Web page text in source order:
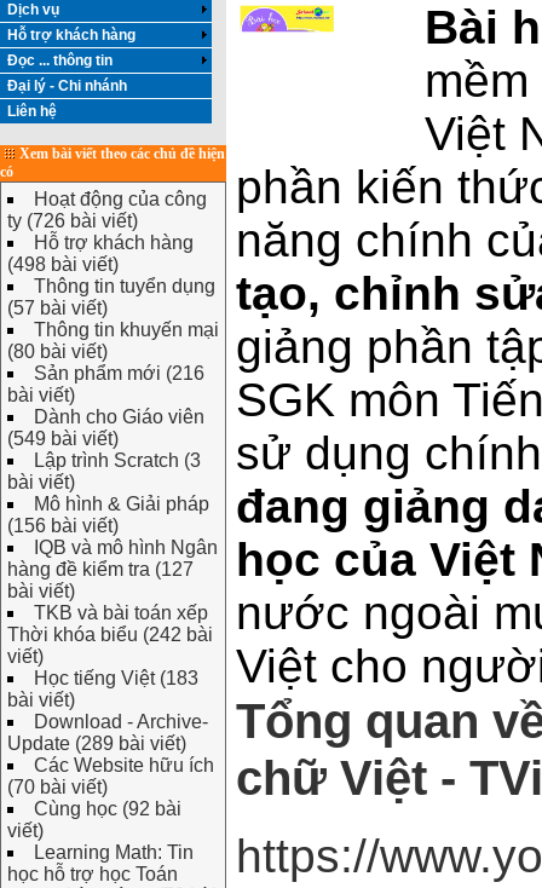
Dịch vụ
Hỗ trợ khách hàng
Đọc ... thông tin
Đại lý - Chi nhánh
Liên hệ
Xem bài viết theo các chủ đề hiện
có
Hoạt động của công
ty (726 bài viết)
Hỗ trợ khách hàng
(498 bài viết)
Thông tin tuyển dụng
(57 bài viết)
Thông tin khuyến mại
(80 bài viết)
Sản phẩm mới (216
bài viết)
Dành cho Giáo viên
(549 bài viết)
Lập trình Scratch (3
bài viết)
Mô hình & Giải pháp
(156 bài viết)
IQB và mô hình Ngân
hàng đề kiểm tra (127
bài viết)
TKB và bài toán xếp
Thời khóa biểu (242 bài
viết)
Học tiếng Việt (183
bài viết)
Download - Archive-
Update (289 bài viết)
Các Website hữu ích
(70 bài viết)
Cùng học (92 bài
viết)
Learning Math: Tin
học hỗ trợ học Toán
Bài
Việt
phần kiến
năng chính
tạo, chỉnh
giảng phần
SGK môn
sử dụng
đang giảng
học của Việt
nước ngoài
Việt cho
Tổng quan
chữ Việt -
https://